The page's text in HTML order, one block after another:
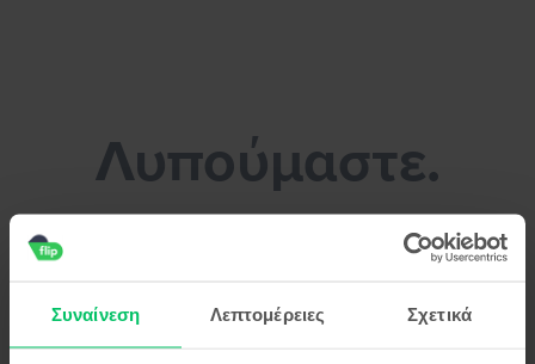
Συναίνεση Λεπτομέρειες Σχετικά
Λυπούμαστε.
Μπορείς να κάνεις ένα διάλειμμα για
καφέ μέχρι να λύσουμε το πρόβλημα